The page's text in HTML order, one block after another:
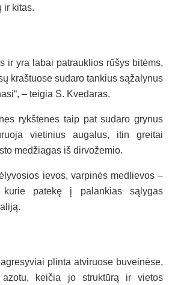
ir kitas.
ir yra labai patrauklios rūšys bitėms,
kraštuose sudaro tankius sąžalynus
– teigia S. Kvedaras.
rykštenės taip pat sudaro grynus
vietinius augalus, itin greitai
medžiagas iš dirvožemio.
ievos, varpinės medlievos –
kurie patekę į palankias sąlygas
plinta atviruose buveinėse,
azotu, keičia jo struktūrą ir vietos